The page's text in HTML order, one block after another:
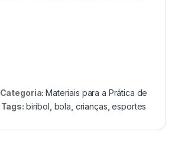
Categoria:Materiais para a Prática de
Tags: biribol bola crianças ,esportes